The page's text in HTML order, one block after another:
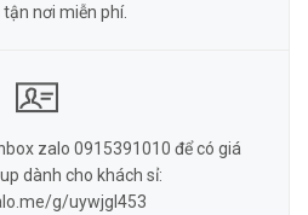
nơi miễn phí.
zalo 0915391010 để có giá
dành cho khách sỉ:
g/uywjgl453